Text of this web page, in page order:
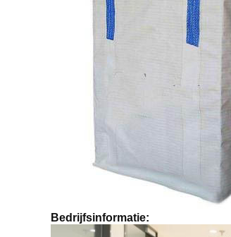
Bedrijfsinformatie: